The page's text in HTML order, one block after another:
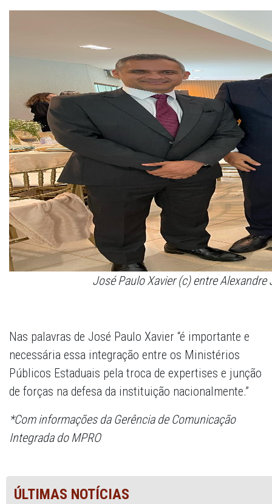
José Paulo Xavier (c) entre
Nas palavras de José Paulo Xavier “é importante e
necessária essa integração entre os Ministérios
Públicos Estaduais pela troca de expertises e junção
de forças na defesa da instituição nacionalmente.”
*Com informações da Gerência de Comunicação
Integrada do MPRO
ÚLTIMAS NOTÍCIAS